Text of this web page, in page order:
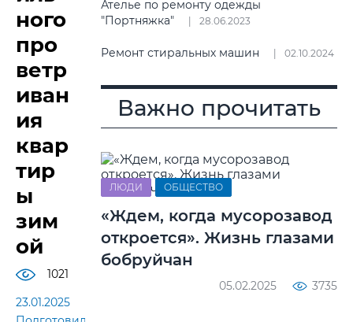
ного
про
ветр
иван
ия
квар
тир
ы
зим
ой
1021
23.01.2025
Ателье по ремонту одежды
"Портняжка"
28.06.2023
Ремонт стиральных машин 02.10.2024
Важно прочитать
ЛЮДИ ОБЩЕСТВО
«Ждем, когда мусорозавод
откроется». Жизнь глазами
бобруйчан
05.02.2025 3735